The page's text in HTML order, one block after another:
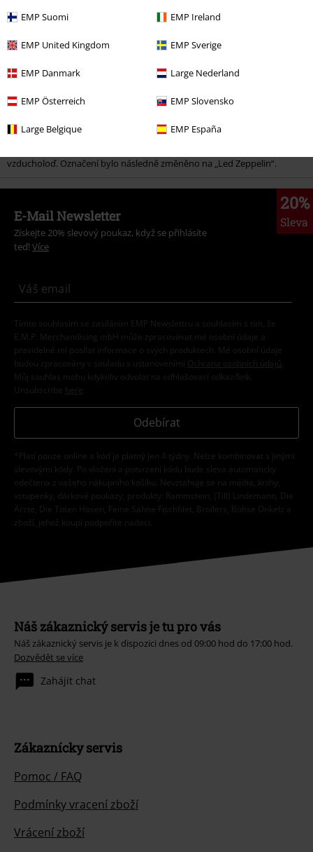
EMP Suomi EMP Ireland
EMP United Kingdom EMP Sverige
EMP Danmark Large Nederland
EMP Österreich EMP Slovensko
Large Belgique EMP España
Jako správný fanoušek Led Zeppelin si u nás samozřejmě můžete koupit
nejen alba Led Zeppelin, ale také spoustu dalšího zboží, kterým můžete
dokonale vyjádřit lásku k vaší oblíbené kapele. Stačí se porozhlédnout v
internetovém obchodě a objevit trička, topy a svetry Led Zeppelin, které
jsou pouze exkluzivně v EMP. To byste si neměli nechat ujít! Věděli jste,
že Keith Moon (bubeník The Who) údajně pomohl dát Led Zeppelin
vzducholoď. Označení bylo následně změněno na „Led Zeppelin“.
20%
Sleva
E-Mail Newsletter
Získejte 20% slevový poukaz, když se přihlásíte
teď! Více
Tímto souhlasím se zasíláním EMP Newslettru a souhlasím s tím, že
E.M.P. Merchandising mbH může zpracovávat mé osobní údaje a
pravidelně mi posílat informace o svých produktech. Mé osobní údaje
budou zpracovány v souladu s ustanoveními
Ochrana osobních údajů
Můj souhlas mohu kdykoliv odvolat na odhlašovací odkaz/link.
Unsubscribe here
Odebírat
*Platí pouze online a kód je platný jen 4 týdny. Nelze kombinovat s jinými
slevovými kódy. Po vložení a potvrzení kódu bude sleva automaticky
odečtena z vašeho nákupního košíku. Nevztahuje se na média, knihy,
vstupenky, dárkové poukazy, produkty: Rammstein, (Till) Lindemann, Die
Ärzte, Die Toten Hosen, Feine Sahne Fischfilet, Broilers, Böhse Onkelz a
zboží, jehož koupí podpoříte nadaci.
Náš zákaznický servis je tu pro vás
Náš zákaznický servis je k dispozici dnes od 09:00 hod do 17:00 hod.
Dozvědět se více
Zahájit chat
Zákaznícky servis
Pomoc / FAQ
Podmínky vracení zboží
Vrácení zboží